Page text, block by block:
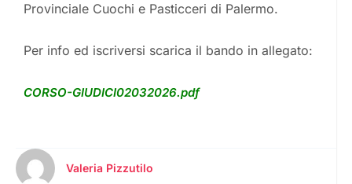
Provinciale Cuochi e Pasticceri di Palermo.
Per info ed iscriversi scarica il bando in allegato:
CORSO-GIUDICI02032026.pdf
Valeria Pizzutilo